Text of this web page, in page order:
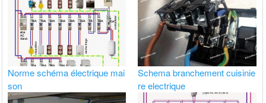
Norme schéma électrique mai
son
Schema branchement cuisinie
re electrique